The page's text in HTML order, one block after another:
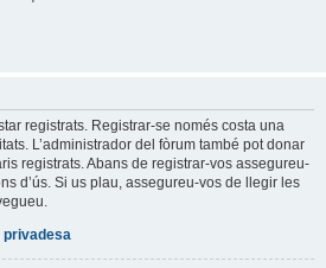
registrats. Registrar-se només costa una
L’administrador del fòrum també pot donar
registrats. Abans de registrar-vos assegureu-
d’ús. Si us plau, assegureu-vos de llegir les
privadesa